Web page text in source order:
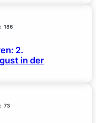
186
2.
in der
73